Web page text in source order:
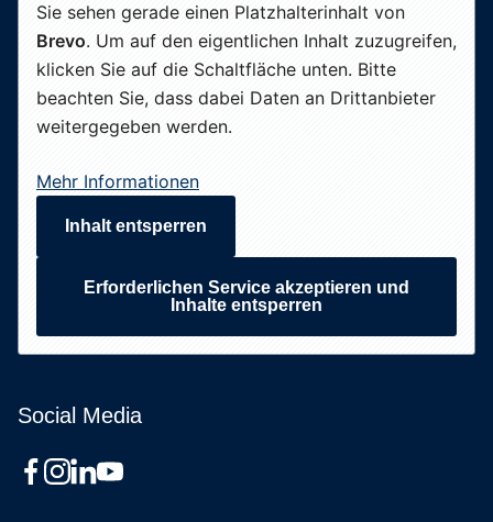
Sie sehen gerade einen Platzhalterinhalt von
Brevo. Um auf den eigentlichen Inhalt zuzugreifen,
klicken Sie auf die Schaltfläche unten. Bitte
beachten Sie, dass dabei Daten an Drittanbieter
weitergegeben werden.
Mehr Informationen
Inhalt entsperren
Erforderlichen Service akzeptieren und
Inhalte entsperren
Social Media